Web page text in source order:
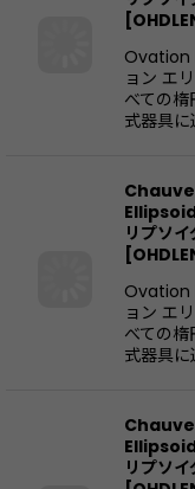
[
Ovation
ョン エ
べての楕
式器具
リプソ
[
Ovation
ョン エ
べての楕
式器具
リプソ